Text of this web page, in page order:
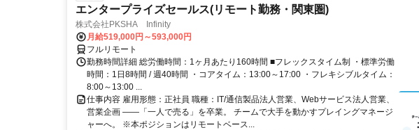
エンタープライズセールス(リモート勤務・関東圏)
株式会社PKSHA Infinity
月給519,000円～593,000円
フルリモート
勤務時間詳細 総労働時間：1ヶ月あたり160時間 ■フレックスタイム制 ・標準労働
時間：1日8時間 / 週40時間 ・コアタイム：13:00～17:00 ・フレキシブルタイム：
8:00～13:00 ...
仕事内容 雇用形態：正社員 職種：IT/通信製品法人営業、Webサービス法人営業、
営業企画 ――「一人で売る」を卒業。 チームで大手を動かすプレイングマネージ
ャーへ。 ※本ポジションはリモートベース...